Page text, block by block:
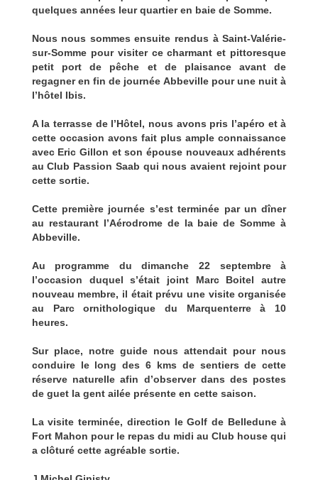
quelques années leur quartier en baie de Somme.
Nous nous sommes ensuite rendus à Saint-Valérie-
sur-Somme pour visiter ce charmant et pittoresque
petit port de pêche et de plaisance avant de
regagner en fin de journée Abbeville pour une nuit à
l’hôtel Ibis.
A la terrasse de l’Hôtel, nous avons pris l’apéro et à
cette occasion avons fait plus ample connaissance
avec Eric Gillon et son épouse nouveaux adhérents
au Club Passion Saab qui nous avaient rejoint pour
cette sortie.
Cette première journée s’est terminée par un dîner
au restaurant l’Aérodrome de la baie de Somme à
Abbeville.
Au programme du dimanche 22 septembre à
l’occasion duquel s’était joint Marc Boitel autre
nouveau membre, il était prévu une visite organisée
au Parc ornithologique du Marquenterre à 10
heures.
Sur place, notre guide nous attendait pour nous
conduire le long des 6 kms de sentiers de cette
réserve naturelle afin d’observer dans des postes
de guet la gent ailée présente en cette saison.
La visite terminée, direction le Golf de Belledune à
Fort Mahon pour le repas du midi au Club house qui
a clôturé cette agréable sortie.